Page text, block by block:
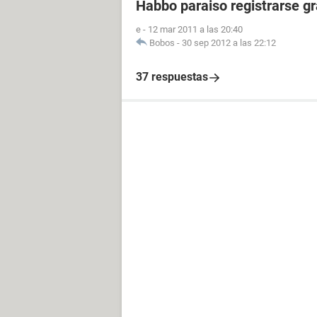
Habbo paraiso registrarse
e - 12 mar 2011 a las 20:40
Bobos - 30 sep 2012 a las 22:12
37 respuestas